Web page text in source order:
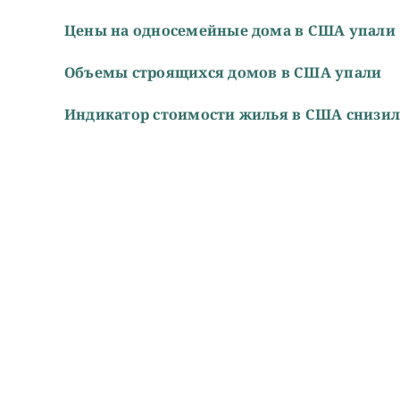
Цены на односемейные дома в США упали
Объемы строящихся домов в США упали
Индикатор стоимости жилья в США